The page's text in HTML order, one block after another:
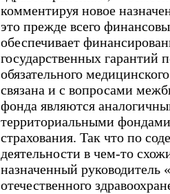
комментируя новое
это прежде всего
обеспечивает
государственных гарантий
обязательного
связана и с вопросами
фонда являются
территориальными фондами
страхования. Так что по
деятельности в чем-то
назначенный руководитель
отечественного